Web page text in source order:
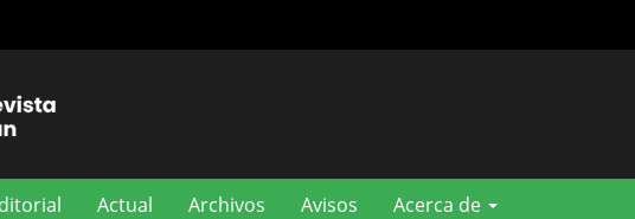
Actual Archivos Avisos Acerca de